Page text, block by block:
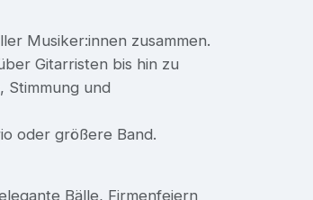
Musiker:innen zusammen.
Gitarristen bis hin zu
Stimmung und
oder größere Band.
Bälle, Firmenfeiern